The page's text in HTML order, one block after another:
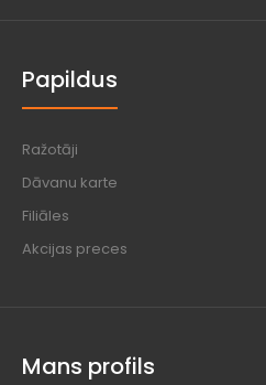
Papildus
Ražotāji
Dāvanu karte
Filiāles
Akcijas preces
Mans profils